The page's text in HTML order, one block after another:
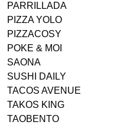
PARRILLADA
PIZZA YOLO
PIZZACOSY
POKE & MOI
SAONA
SUSHI DAILY
TACOS AVENUE
TAKOS KING
TAOBENTO